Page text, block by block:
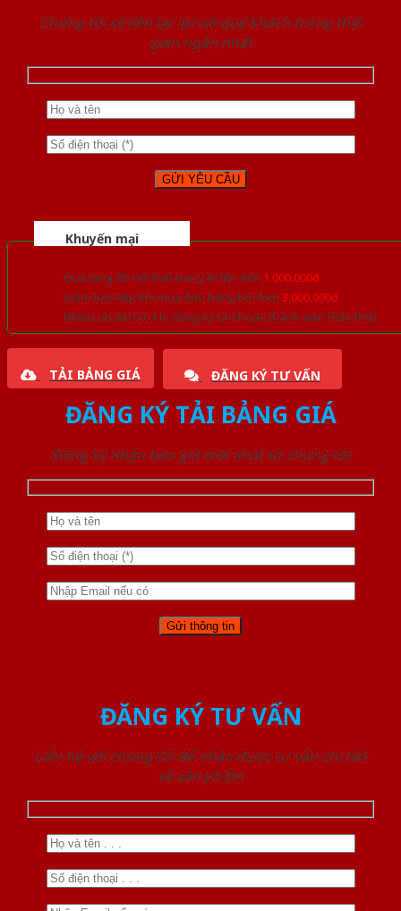
Chúng tôi sẽ liên lạc lại với quý khách trong thời
gian ngắn nhất
Khuyến mại
Quà tặng đồ nội thất trang trí lên đến 1.000.000đ
Giảm trực tiếp khi mua đơn hàng lớn hơn 3.000.000đ
Nhiều ưu đãi lớn khi đăng ký tài khoản thành viên thân thiết
TẢI BẢNG GIÁ ĐĂNG KÝ TƯ VẤN
ĐĂNG KÝ TẢI BẢNG GIÁ
Đăng ký nhận báo giá mới nhất từ chúng tôi
ĐĂNG KÝ TƯ VẤN
Liên hệ với chúng tôi để nhận được tư vấn chi tiết
về sản phẩm